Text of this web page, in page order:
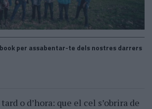
per assabentar-te dels nostres darrers
o d’hora: que el cel s’obrira de